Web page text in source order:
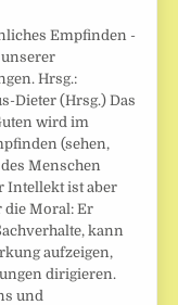
Empfinden -
Hrsg.:
Dieter (Hrsg.) Das
wird im
(sehen,
Menschen
Intellekt ist aber
die Moral: Er
kann
aufzeigen,
dirigieren.
und